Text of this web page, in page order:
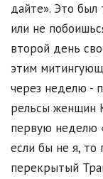
дайте». Это был
или не
второй день
этим
через неделю -
рельсы женщин
первую неделю
если бы не я,
перекрытый